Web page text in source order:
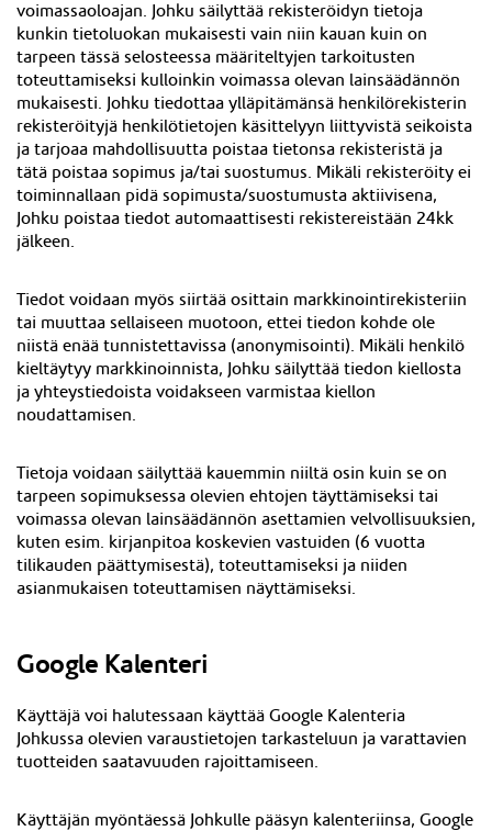
voimassaoloajan. Johku säilyttää rekisteröidyn tietoja
kunkin tietoluokan mukaisesti vain niin kauan kuin on
tarpeen tässä selosteessa määriteltyjen tarkoitusten
toteuttamiseksi kulloinkin voimassa olevan lainsäädännön
mukaisesti. Johku tiedottaa ylläpitämänsä henkilörekisterin
rekisteröityjä henkilötietojen käsittelyyn liittyvistä seikoista
ja tarjoaa mahdollisuutta poistaa tietonsa rekisteristä ja
tätä poistaa sopimus ja/tai suostumus. Mikäli rekisteröity ei
toiminnallaan pidä sopimusta/suostumusta aktiivisena,
Johku poistaa tiedot automaattisesti rekistereistään 24kk
jälkeen.
Tiedot voidaan myös siirtää osittain markkinointirekisteriin
tai muuttaa sellaiseen muotoon, ettei tiedon kohde ole
niistä enää tunnistettavissa (anonymisointi). Mikäli henkilö
kieltäytyy markkinoinnista, Johku säilyttää tiedon kiellosta
ja yhteystiedoista voidakseen varmistaa kiellon
noudattamisen.
Tietoja voidaan säilyttää kauemmin niiltä osin kuin se on
tarpeen sopimuksessa olevien ehtojen täyttämiseksi tai
voimassa olevan lainsäädännön asettamien velvollisuuksien,
kuten esim. kirjanpitoa koskevien vastuiden (6 vuotta
tilikauden päättymisestä), toteuttamiseksi ja niiden
asianmukaisen toteuttamisen näyttämiseksi.
Google Kalenteri
Käyttäjä voi halutessaan käyttää Google Kalenteria
Johkussa olevien varaustietojen tarkasteluun ja varattavien
tuotteiden saatavuuden rajoittamiseen.
Käyttäjän myöntäessä Johkulle pääsyn kalenteriinsa, Google